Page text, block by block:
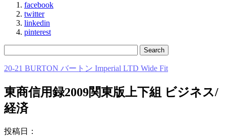
facebook
twitter
linkedin
pinterest
20-21 BURTON バートン Imperial LTD Wide Fit
東商信用録2009関東版上下組 ビジネス/
経済
投稿日：